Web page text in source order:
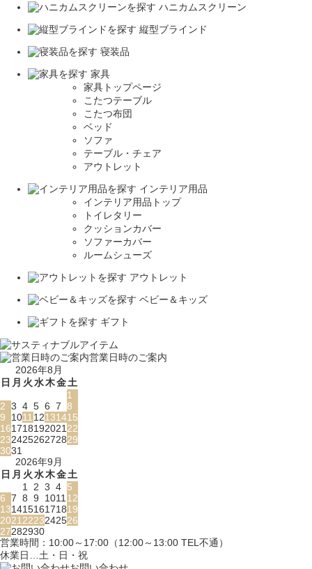
ハニカムスクリーン
縦型ブラインド
寝装品
家具
家具トップページ
こたつテーブル
こたつ布団
ベッド
ソファ
テーブル・チェア
アウトレット
インテリア用品
インテリア用品トップ
トイレタリー
クッションカバー
ソファーカバー
ルームシューズ
アウトレット
ベビー＆キッズ
ギフト
営業日時のご案内
2026年8月
日 月 火水木金土
1
2 3 4 5 6 7 8
9
1011 12131415
161718192021 22
23242526272829
3031
2026年9月
日 月 火水木金土
1
2 3 4 5
6 7 8 9 1011 12
13141516171819
2021 2223242526
27282930
営業時間：10:00～17:00（12:00～13:00 TEL不通）
休業日…土・日・祝